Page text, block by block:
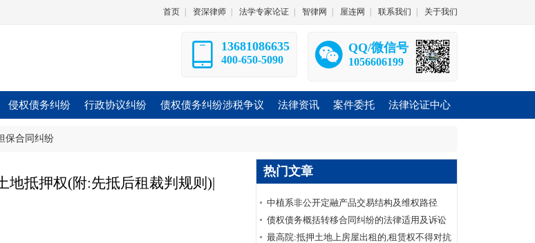
首页 资深律师 法学专家论证 智律网 屋连网 联系我们 关于我们
13681086635
400-650-5090
QQ/微信号
1056606199
侵权债务纠纷 行政协议纠纷 债权债务纠纷涉税争议 法律资讯 案件委托 法律论证中心
保合同纠纷
地抵押权(附:先抵后租裁判规则)|
热门文章
中植系非公开定融产品交易结构及维权路径
债权债务概括转移合同纠纷的法律适用及诉讼
要点——债权债务概括转移合同纠纷系列
最高院:抵押土地上房屋出租的,租赁权不得对抗